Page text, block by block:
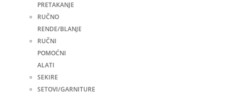
PRETAKANJE
RUČNO
RENDE/BLANJE
RUČNI
POMOĆNI
ALATI
SEKIRE
SETOVI/GARNITURE